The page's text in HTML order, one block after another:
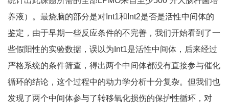
养液）。最烧脑的部分是对Int1和Int2是否是活性中间体的
鉴定，由于早期一些反应条件的不完善，我们开始看到了一
些假阳性的实验数据，误以为Int1是活性中间体，后来经过
严格系统的条件筛查，得出两个中间体都没有直接参与催化
循环的结论，这个过程中的动力学分析十分复杂。但我们也
发现了两个中间体参与了转移氧化损伤的保护性循环，对